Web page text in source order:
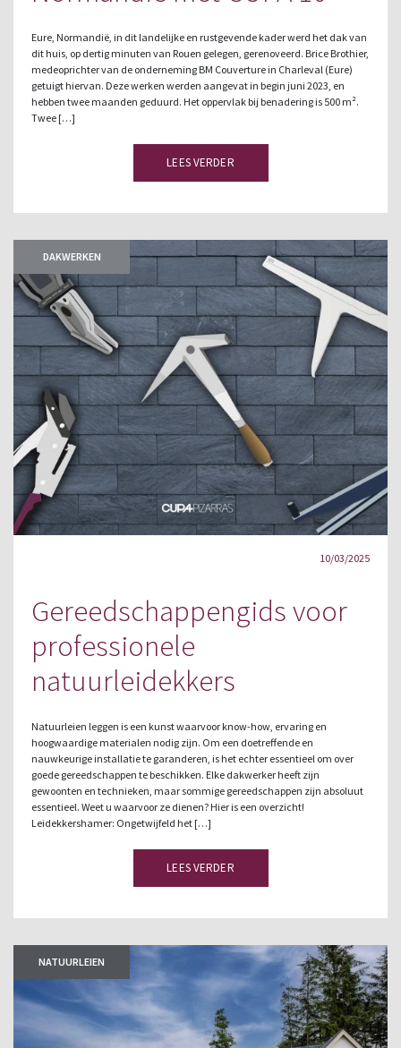
Eure, Normandië, in dit landelijke en rustgevende kader werd het dak van
dit huis, op dertig minuten van Rouen gelegen, gerenoveerd. Brice Brothier,
medeoprichter van de onderneming BM Couverture in Charleval (Eure)
getuigt hiervan. Deze werken werden aangevat in begin juni 2023, en
hebben twee maanden geduurd. Het oppervlak bij benadering is 500 m².
Twee […]
LEES VERDER
DAKWERKEN
10/03/2025
Gereedschappengids voor
professionele
natuurleidekkers
Natuurleien leggen is een kunst waarvoor know-how, ervaring en
hoogwaardige materialen nodig zijn. Om een doetreffende en
nauwkeurige installatie te garanderen, is het echter essentieel om over
goede gereedschappen te beschikken. Elke dakwerker heeft zijn
gewoonten en technieken, maar sommige gereedschappen zijn absoluut
essentieel. Weet u waarvoor ze dienen? Hier is een overzicht!
Leidekkershamer: Ongetwijfeld het […]
LEES VERDER
NATUURLEIEN